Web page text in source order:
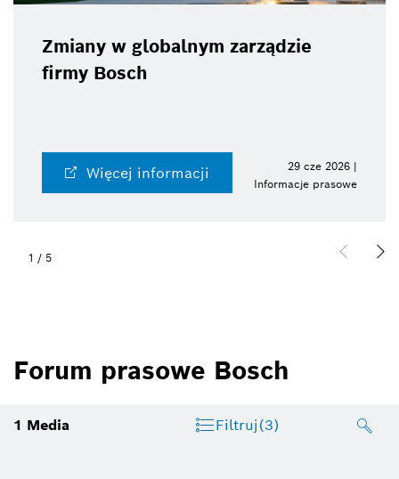
Zmiany w globalnym zarządzie
firmy Bosch
Więcej informacji
29 cze 2026 |
Informacje prasowe
1 / 5
Forum prasowe Bosch
1 Media Filtruj(3)